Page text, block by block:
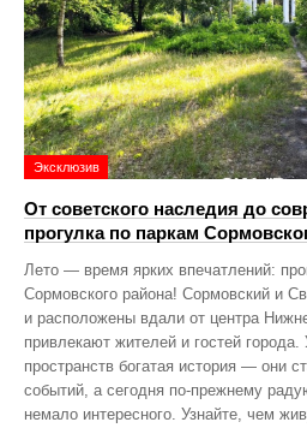
Эксклюзив
От советского наследия до
прогулка по паркам
Лето — время ярких впечатлений:
Сормовского района! Сормовский и
и расположены вдали от центра
привлекают жителей и гостей
пространств богатая история — они
событий, а сегодня по‑прежнему
немало интересного. Узнайте, чем